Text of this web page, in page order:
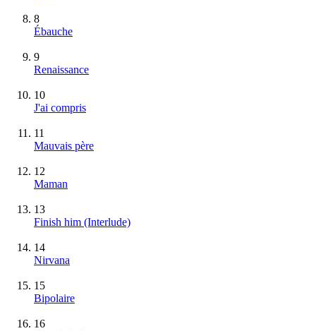
8
Ébauche
9
Renaissance
10
J'ai compris
11
Mauvais père
12
Maman
13
Finish him (Interlude)
14
Nirvana
15
Bipolaire
16